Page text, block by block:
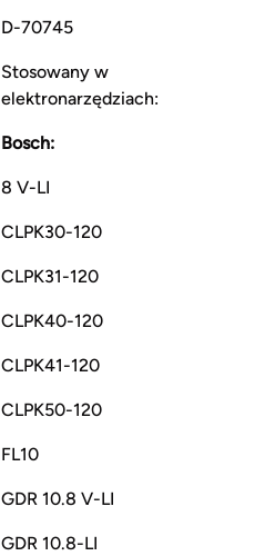
D-70745
Stosowany w
elektronarzędziach:
Bosch:
8 V-LI
CLPK30-120
CLPK31-120
CLPK40-120
CLPK41-120
CLPK50-120
FL10
GDR 10.8 V-LI
GDR 10.8-LI